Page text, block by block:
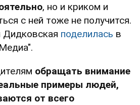
, но и криком и
с ней тоже не получится.
Дидковская поделилась в
обращать внимание
примеры людей,
от всего